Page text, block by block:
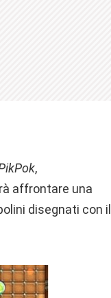
,
affrontare una
disegnati con il